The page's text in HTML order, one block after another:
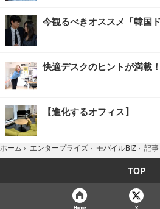
今観るべきオススメ「韓国ド
快適デスクのヒントが満載
【進化するオフィス】
ホーム › エンタープライズ › モバイルBIZ › 記事
TOP
Home X